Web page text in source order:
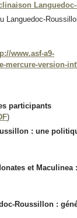
Languedoc-
www.asf-a9-
mercure-version-
participants
)
: une
et Maculinea :
Roussillon :